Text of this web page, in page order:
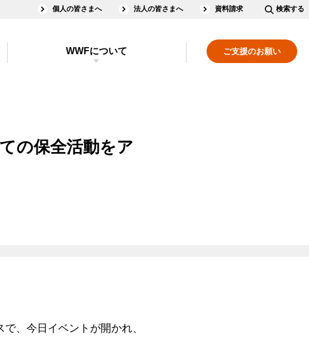
個人の皆さまへ 法人の皆さまへ 資料請求 検索する
ご支援のお願い
WWFについて
の保全活動をア
、今日イベントが開かれ、